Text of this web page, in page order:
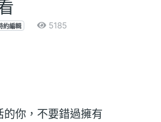
約編輯 5185
你，不要錯過擁有